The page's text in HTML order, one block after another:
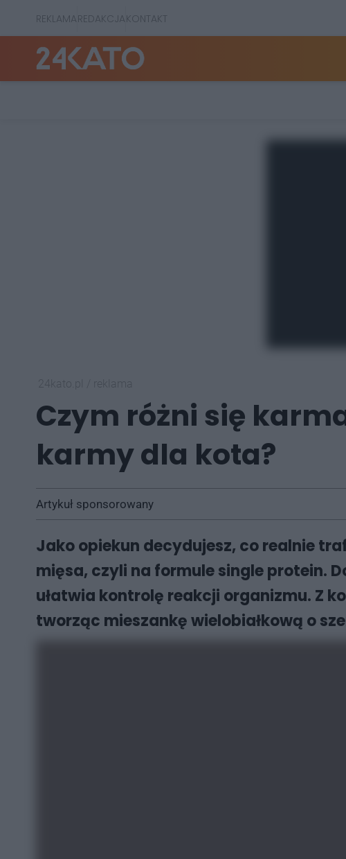
REKLAMAREDAKCJAKONTAKT
Czym różni się
karmy dla kota?
Artykuł sponsorowany
Jako opiekun decydujesz, co realnie
mięsa, czyli na formule single protein.
ułatwia kontrolę reakcji organizmu. Z
tworząc mieszankę wielobiałkową o